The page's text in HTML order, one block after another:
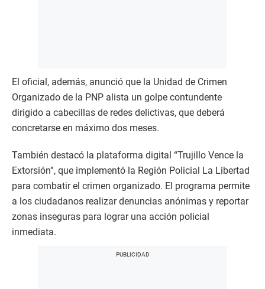
El oficial, además, anunció que la Unidad de Crimen
Organizado de la PNP alista un golpe contundente
dirigido a cabecillas de redes delictivas, que deberá
concretarse en máximo dos meses.
También destacó la plataforma digital “Trujillo Vence la
Extorsión”, que implementó la Región Policial La Libertad
para combatir el crimen organizado. El programa permite
a los ciudadanos realizar denuncias anónimas y reportar
zonas inseguras para lograr una acción policial
inmediata.